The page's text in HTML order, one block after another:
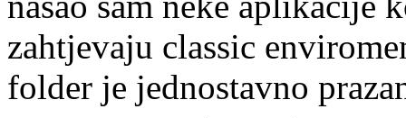
zahtjevaju classic
folder je jednostavno